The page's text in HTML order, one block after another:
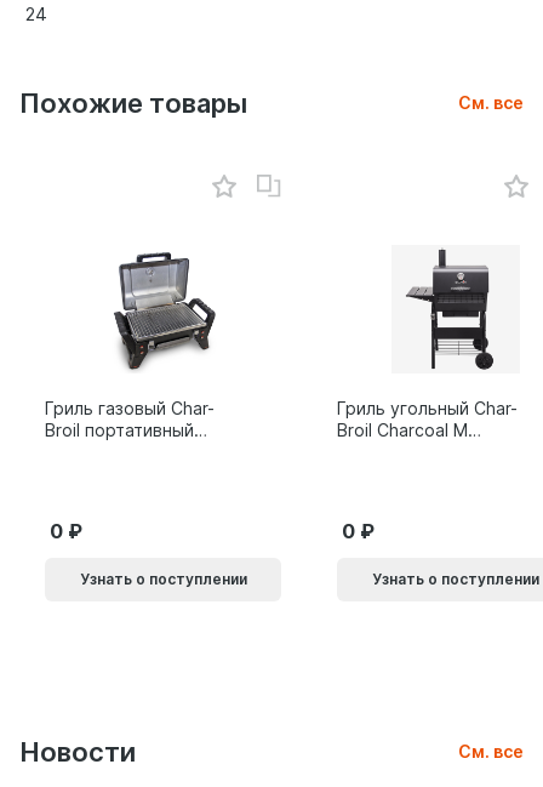
24
Похожие товары См. все
Гриль газовый Char-
Broil портативный
0
Узнать о поступлении
Гриль угольный Char-
Broil Charcoal M
0
Узнать о поступлении
Новости См. все